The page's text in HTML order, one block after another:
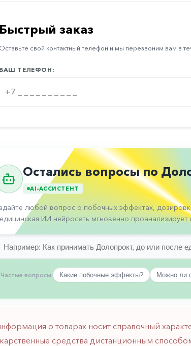
Быстрый заказ
Оставьте свой контактный телефон и мы перезвоним вам в
ВАШ ТЕЛЕФОН:
Остались вопросы по
AI-АССИСТЕНТ
любой вопрос о побочных эффектах,
ИИ нейросеть мгновенно проанализирует
Частые вопросы: Какие побочные эффекты? Можно ли
о товарах носит справочный
средства дистанционным